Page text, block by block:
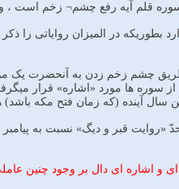
بطوریکه در المیزان روایاتی
چشم زخم زدن به آنحضرت یک
سوره ها مورد «اشاره» قرار
سال آینده (که زمان فتح مکه
حدّ «روایت قبر و دیگ» نسبت به
و اشاره ای دال بر وجود چنین